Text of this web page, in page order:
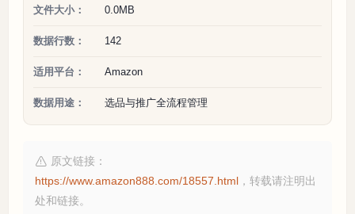
文件大小： 0.0MB
数据行数： 142
适用平台： Amazon
数据用途： 选品与推广全流程管理
原文链接：
https://www.amazon888.com/18557.html ，转载请注明出
处和链接。